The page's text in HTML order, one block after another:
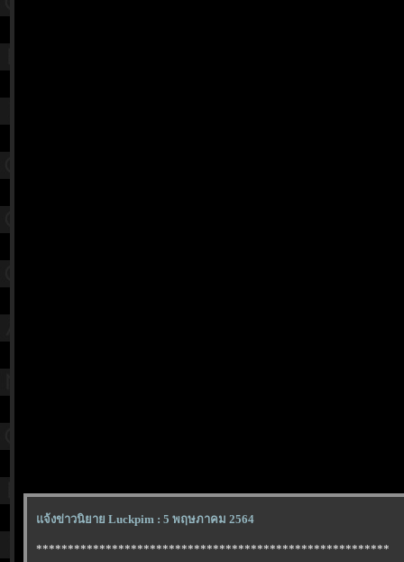
จ้งข่าวนิยาย Luckpim : 5 พฤษภาคม 2564
********************************************************